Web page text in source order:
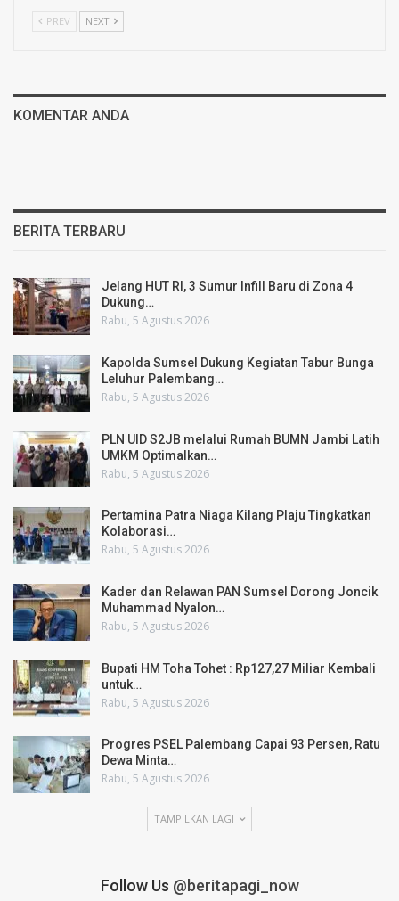
PREV NEXT
KOMENTAR ANDA
BERITA TERBARU
Jelang HUT RI, 3 Sumur Infill Baru di Zona 4
Dukung…
Rabu, 5 Agustus 2026
Kapolda Sumsel Dukung Kegiatan Tabur Bunga
Leluhur Palembang…
Rabu, 5 Agustus 2026
PLN UID S2JB melalui Rumah BUMN Jambi Latih
UMKM Optimalkan…
Rabu, 5 Agustus 2026
Pertamina Patra Niaga Kilang Plaju Tingkatkan
Kolaborasi…
Rabu, 5 Agustus 2026
Kader dan Relawan PAN Sumsel Dorong Joncik
Muhammad Nyalon…
Rabu, 5 Agustus 2026
Bupati HM Toha Tohet : Rp127,27 Miliar Kembali
untuk…
Rabu, 5 Agustus 2026
Progres PSEL Palembang Capai 93 Persen, Ratu
Dewa Minta…
Rabu, 5 Agustus 2026
TAMPILKAN LAGI
Follow Us @beritapagi_now